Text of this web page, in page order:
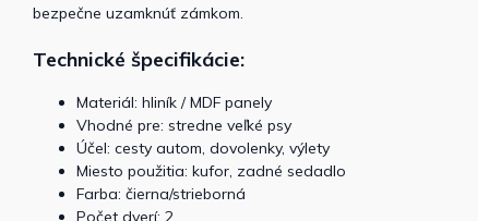
bezpečne uzamknúť zámkom.
Technické špecifikácie:
Materiál: hliník / MDF panely
Vhodné pre: stredne veľké psy
Účel: cesty autom, dovolenky, výlety
Miesto použitia: kufor, zadné sedadlo
Farba: čierna/strieborná
Počet dverí: 2